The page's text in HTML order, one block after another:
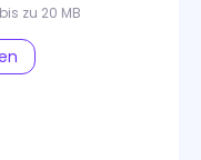
bis zu 20 MB